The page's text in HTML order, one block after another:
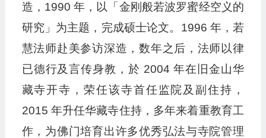
造，1990 年，以「金刚般若波罗蜜经空义的
研究」为主题，完成硕士论文。1996 年，若
慧法师赴美参访深造，数年之后，法师以律
已德行及言传身教，於 2004 年在旧金山华
藏寺开寺，荣任该寺首任监院及副住持，
2015 年升任华藏寺住持，多年来着重教育工
作，为佛门培育出许多优秀弘法与寺院管理